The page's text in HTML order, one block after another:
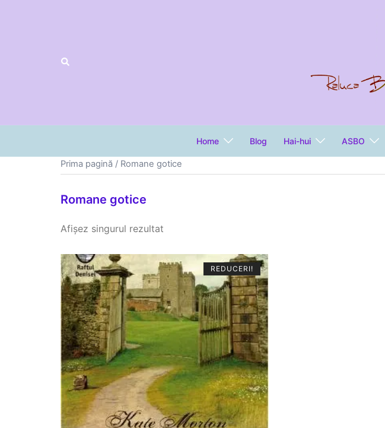
Home Blog Hai-hui ASBO
Prima pagină / Romane gotice
Romane gotice
Afișez singurul rezultat
REDUCERI!